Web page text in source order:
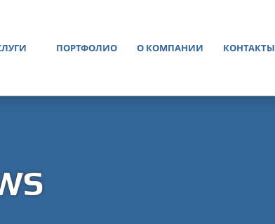
ПОРТФОЛИО О КОМПАНИИ КОНТАКТЫ